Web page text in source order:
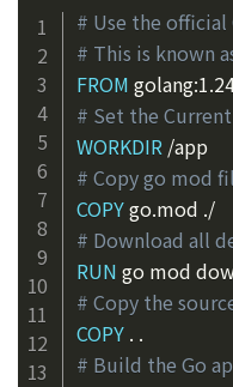
# Use the
# This is known
FROM
# Set the
WORKDIR /app
# Copy go mod
COPY go.mod ./
# Download all
RUN go mod
# Copy the
COPY . .
# Build the Go